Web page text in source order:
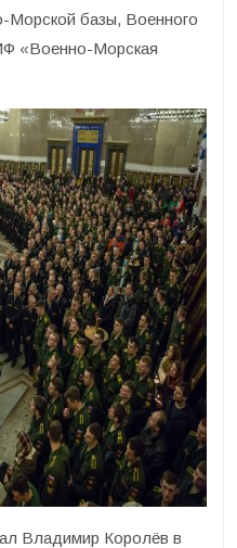
базы, Военного
«Военно-Морская
Владимир Королёв в